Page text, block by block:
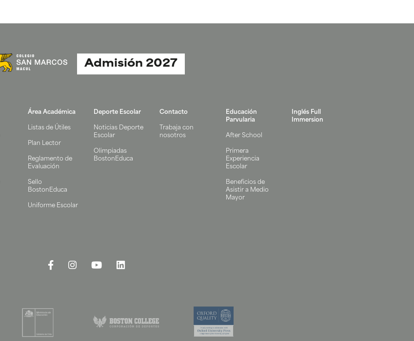
Admisión 2027
Área Académica
Listas de Útiles
Plan Lector
Reglamento de
Evaluación
Sello
BostonEduca
Uniforme Escolar
Deporte Escolar
Noticias Deporte
Escolar
Olimpiadas
BostonEduca
Contacto
Trabaja con
nosotros
Educación
Parvularia
After School
Primera
Experiencia
Escolar
Beneficios de
Asistir a Medio
Mayor
Inglés Full
Immersion